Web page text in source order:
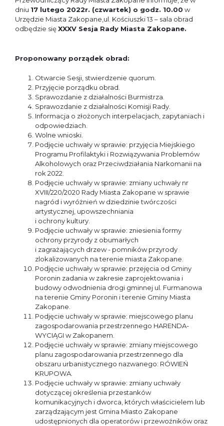
dniu 17 lutego 2022r. (czwartek) o godz. 10.00 w
Urzędzie Miasta Zakopane,ul. Kościuszki 13 – sala obrad
odbędzie sięXXXV Sesja Rady Miasta Zakopane.
Proponowany porządek obrad:
Otwarcie Sesji, stwierdzenie quorum.
Przyjęcie porządku obrad.
Sprawozdanie z działalności Burmistrza.
Sprawozdanie z działalności Komisji Rady.
Informacja o złożonych interpelacjach, zapytaniach i
odpowiedziach.
Wolne wnioski.
Podjęcie uchwały w sprawie: przyjęcia Miejskiego
Programu Profilaktyki i Rozwiązywania Problemów
Alkoholowych oraz Przeciwdziałania Narkomanii na
rok 2022.
Podjęcie uchwały w sprawie: zmiany uchwały nr
XVIII/220/2020 Rady Miasta Zakopane w sprawie
nagród i wyróżnień w dziedzinie twórczości
artystycznej, upowszechniania
i ochrony kultury.
Podjęcie uchwały w sprawie: zniesienia formy
ochrony przyrody z obumarłych
i zagrażających drzew - pomników przyrody
zlokalizowanych na terenie miasta Zakopane.
Podjęcie uchwały w sprawie: przejęcia od Gminy
Poronin zadania w zakresie zaprojektowania i
budowy odwodnienia drogi gminnej ul. Furmanowa
na terenie Gminy Poronin i terenie Gminy Miasta
Zakopane.
Podjęcie uchwały w sprawie: miejscowego planu
zagospodarowania przestrzennego HARENDA-
WYCIĄGI w Zakopanem.
Podjęcie uchwały w sprawie: zmiany miejscowego
planu zagospodarowania przestrzennego dla
obszaru urbanistycznego nazwanego: RÓWIEŃ
KRUPOWA.
Podjęcie uchwały w sprawie: zmiany uchwały
dotyczącej określenia przestanków
komunikacyjnych i dworca, których właścicielem lub
zarządzającym jest Gmina Miasto Zakopane
udostępnionych dla operatorów i przewoźników oraz